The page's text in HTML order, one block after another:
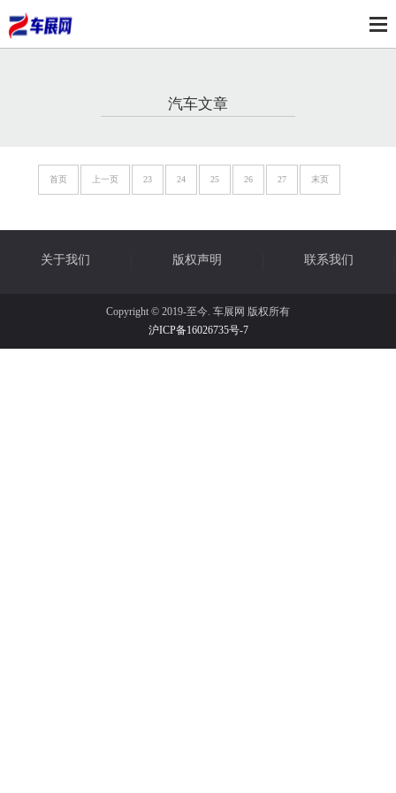
汽车文章
首页 上一页 23 24 25 26 27 末页
关于我们 版权声明 联系我们
Copyright © 2019-至今. 车展网 版权所有
沪ICP备16026735号-7